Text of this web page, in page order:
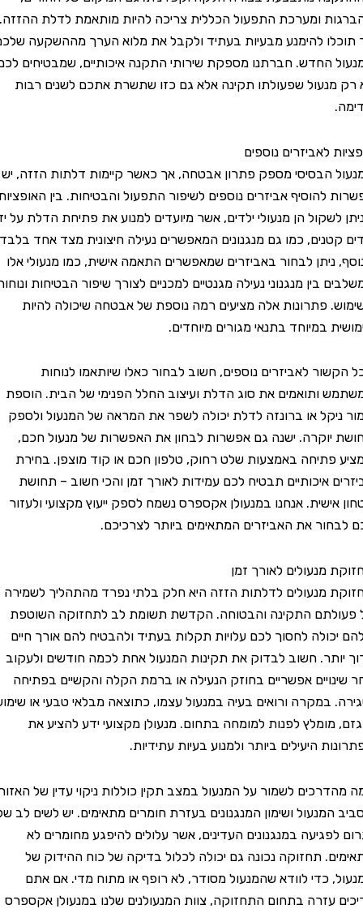
ומערכת התפעול הכללית צריכה להיות מותאמת לדלת ההזזה.
להימנע מבעיות בעתיד ולקבל את מלוא הערך מההשקעה שלכם
החדש. חברתנו מספקת שירותי התקנה איכותיים, שמבטיחים לכם
שפעולתו תקינה אלא גם כזו שתשרת אתכם לשנים רבות
לאביזרים נוספים
הבסיסי מספק פתרון אבטחה, אך כאשר קיימות דלתות הזזה, יש
אביזרים נוספים לשיפור התפעול והבטיחות. בין האופציות
הן מנעולי ילדים, אשר מיועדים למנוע את פתיחת הדלת על ידי
כמו גם מנגנונים המאפשרים נעילה חיצונית מצד אחד בלבד.
לבחור באביזרים שמאפשרים התאמה אישית, כמו מנעולי אלו
בין מנגנוני נעילה מגנטיים למכניים לצורך שיפור הבטיחות ונוחות
פתרונות אלה מציעים רמה נוספת של אבטחה שיכולה להיות
במיוחד בתנאי מגורים מיוחדים.
לאביזרים נוספים, חשוב לבחור כאלו שיותאמו לנוחות
ותואמים את סוג הדלת ועיצוב החלל הפנימי של הבית. הוספת
או ברונזה לדלת יכולה לשפר את המראה של המנעול ולספק
ישנה גם אפשרות לבחון את האפשרות של מנעול חכם,
באמצעות שלט רחוק, טלפון חכם או קוד מוצפן. בחירת
איכותיים תבטיח לכם עמידות לאורך זמן והכי חשוב – תחושת
אנחנו במנעולן אקספרס נשמח לספק ייעוץ מקצועי ולעזור
את האביזרים המתאימים ביותר לצרכיכם.
לאורך זמן
מנעולים לדלתות הזזה היא חלק בלתי נפרד מהתהליך לשמירה
התקינה והבטוחה. הקדשת תשומת לב לתחזוקה השוטפת
לחסוך לכם עלויות תקלות בעתיד ולהבטיח להם אורך חיים
חשוב לבדוק את תקינות המנעול אחת לכמה חודשים ולעקוב
אפשריים בחוזק הנעילה או ברמת הקלה והקשיים בפתיחה
במקרה ורואים בעיה במנעול עצמו, כתוצאה מבלאי טבעי או שימוש
לפנות למומחה בתחום. מנעולן מקצועי ידע להציע את
היעילים ביותר ולמנוע בעיות עתידיות.
לשמור על המנעול במצב תקין כוללות ניקוי עדין של האזור
ושימון המנגנונים בעזרת חומרים מתאימים. יש לשים לב שלא
במנגנונים העדינים, אשר עלולים להיפגע מחומרים לא
תחזוקה נכונה גם יכולה לכלול בדיקה של כוח ההידוק של
כדי לוודא שהמנעול מסודר, לא רופף או מתוח מדי. אם אתם
עזרה בתחום התחזוקה, צוות המנעולנים שלנו במנעולן אקספרס